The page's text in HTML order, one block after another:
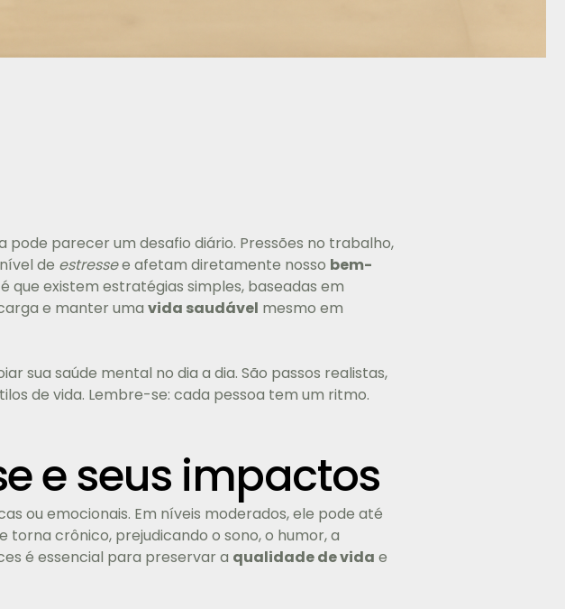
pode parecer um desafio diário. Pressões no trabalho,
de estressee afetam diretamente nosso bem-
que existem estratégias simples, baseadas em
e manter uma vida saudável mesmo em
sua saúde mental no dia a dia. São passos realistas,
de vida. Lembre-se: cada pessoa tem um ritmo.
e seus impactos
ou emocionais. Em níveis moderados, ele pode até
crônico, prejudicando o sono, o humor, a
é essencial para preservar a qualidade de vida e